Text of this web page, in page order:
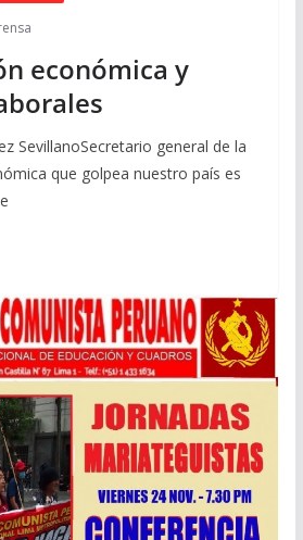
económica y
SevillanoSecretario general de la
que golpea nuestro país es